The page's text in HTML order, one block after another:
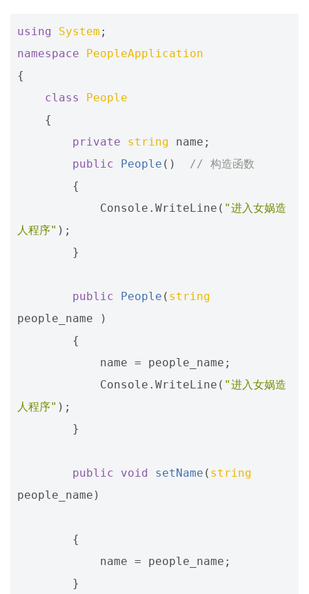
using System ;
namespace
PeopleApplication
{
class
People
{
private
string name ;
public
People ()
// 构造函数
{
Console . WriteLine ( "进入女娲造
人程序" );
}
public People ( string
people_name
)
{
name = people_name ;
Console . WriteLine ( "进入女娲造
人程序" );
}
public void setName ( string
people_name )
{
name = people_name ;
}